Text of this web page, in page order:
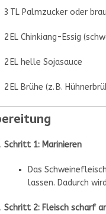
3 TL Palmzucker oder
2 EL Chinkiang-Essig
2 EL helle Sojasauce
2 EL Brühe (z. B.
Schritt 1: Marinieren
Das
lassen. Dadurch
Schritt 2: Fleisch scharf